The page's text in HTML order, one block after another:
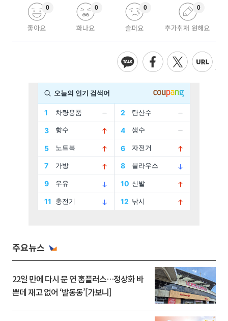
좋아요
0
화나요
0
슬퍼요
0
추가취재 원해요
0
주요뉴스
22일 만에 다시 문 연 홈플러스…정상화 바
쁜데 재고 없어 ‘발동동’[가보니]